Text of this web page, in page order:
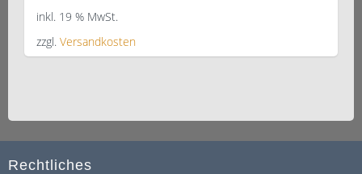
inkl. 19 % MwSt.
zzgl. Versandkosten
Rechtliches